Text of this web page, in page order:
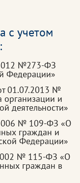
с учетом
№273-ФЗ
Федерации»
01.07.2013 №
и
деятельности»
№ 109-ФЗ «О
граждан и
Федерации»
№ 115-ФЗ «О
граждан в